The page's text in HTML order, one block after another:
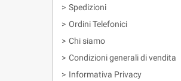
> Spedizioni
> Ordini Telefonici
> Chi siamo
> Condizioni generali di vendita
> Informativa Privacy